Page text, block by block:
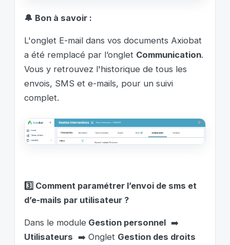
🔔 Bon à savoir :
L'onglet E-mail dans vos documents Axiobat
a été remplacé par l’onglet Communication.
Vous y retrouvez l'historique de tous les
envois, SMS et e-mails, pour un suivi
complet.
3️⃣ Comment paramétrer l’envoi de sms et
d’e-mails par utilisateur ?
Dans le module Gestion personnel ➡️
Utilisateurs ➡️ Onglet Gestion des droits